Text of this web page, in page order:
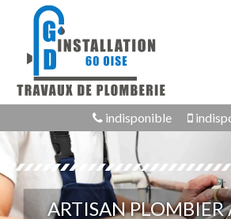
indisponible
ARTISAN PLOMBIER